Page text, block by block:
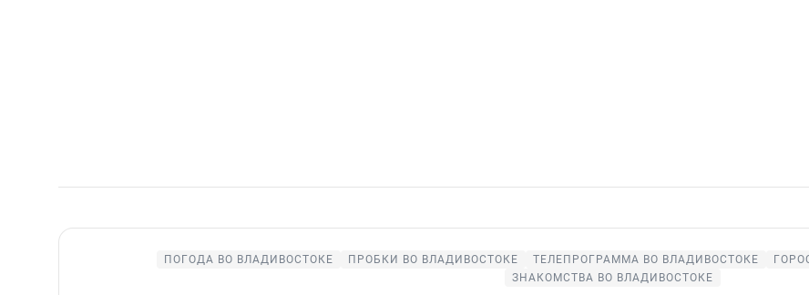
ПОГОДА ВО ВЛАДИВОСТОКЕ ПРОБКИ ВО ВЛАДИВОСТОКЕ ТЕЛЕПРОГРАММА ВО ВЛАДИВОСТОКЕ
ЗНАКОМСТВА ВО ВЛАДИВОСТОКЕ